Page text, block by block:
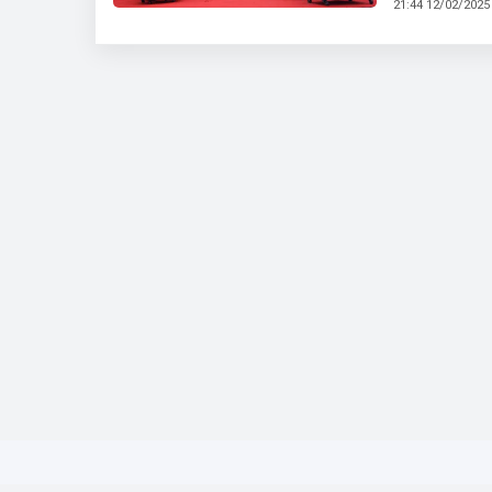
năm ngày
21:44 12/02/2025